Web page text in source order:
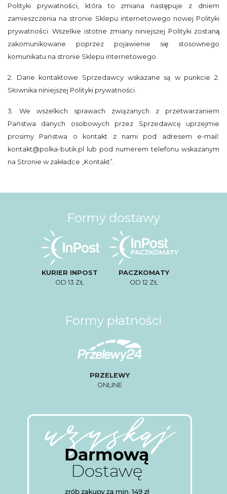
Polityki prywatności, która to zmiana następuje z dniem
zamieszczenia na stronie Sklepu internetowego nowej Polityki
prywatności. Wszelkie istotne zmiany niniejszej Polityki zostaną
zakomunikowane poprzez pojawienie się stosownego
komunikatu na stronie Sklepu internetowego.
2. Dane kontaktowe Sprzedawcy wskazane są w punkcie 2.
Słownika niniejszej Polityki prywatności.
3. We wszelkich sprawach związanych z przetwarzaniem
Państwa danych osobowych przez Sprzedawcę uprzejmie
prosimy Państwa o kontakt z nami pod adresem e-mail:
kontakt@polka-butik.pl lub pod numerem telefonu wskazanym
na Stronie w zakładce „Kontakt”.
Formy dostawy
KURIER INPOST
OD 13 ZŁ
PACZKOMATY
OD 12 ZŁ
Formy płatności
PRZELEWY
ONLINE